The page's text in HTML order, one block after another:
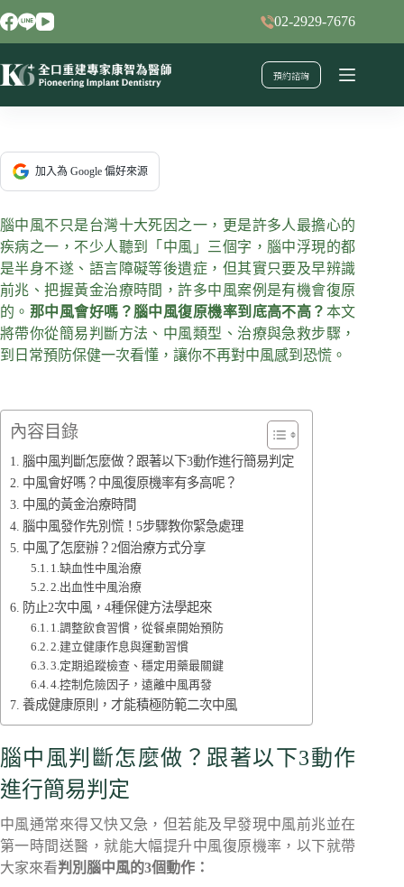
跳
至
要
02-2929-7676
預約諮詢
加入為 Google 偏好來源
腦中風不只是台灣十大死因之一，更是許多人最擔心的
疾病之一，不少人聽到「中風」三個字，腦中浮現的都
是半身不遂、語言障礙等後遺症，但其實只要及早辨識
前兆、把握黃金治療時間，許多中風案例是有機會復原
的。 那中風會好嗎？腦中風復原機率到底高不高？ 本文
將帶你從簡易判斷方法、中風類型、治療與急救步驟，
到日常預防保健一次看懂，讓你不再對中風感到恐慌。
內容目錄
腦中風判斷怎麼做？跟著以下3動作進行簡易判定
中風會好嗎？中風復原機率有多高呢？
中風的黃金治療時間
腦中風發作先別慌！5步驟教你緊急處理
中風了怎麼辦？2個治療方式分享
1.缺血性中風治療
2.出血性中風治療
防止2次中風，4種保健方法學起來
1.調整飲食習慣，從餐桌開始預防
2.建立健康作息與運動習慣
3.定期追蹤檢查、穩定用藥最關鍵
4.控制危險因子，遠離中風再發
養成健康原則，才能積極防範二次中風
腦中風判斷怎麼做？跟著以下3動作
進行簡易判定
中風通常來得又快又急，但若能及早發現中風前兆並在
第一時間送醫，就能大幅提升中風復原機率，以下就帶
大家來看判別腦中風的3個動作：